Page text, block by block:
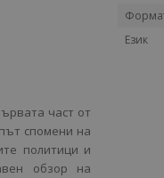
част от
спомени на
политици и
обзор на
Език